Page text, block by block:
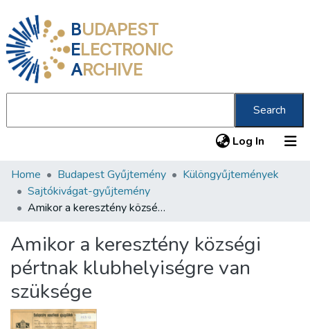
BUDAPEST
ELECTRONIC
ARCHIVE
Search
Log In (current)
Communities & Collections
All of DSpace
About us
Home Budapest Gyűjtemény
Különgyűjtemények
Sajtókivágat-gyűjtemény
Amikor a keresztény községi pértnak klubhelyiségre van szüksége
Amikor a keresztény községi
pértnak klubhelyiségre van
szüksége